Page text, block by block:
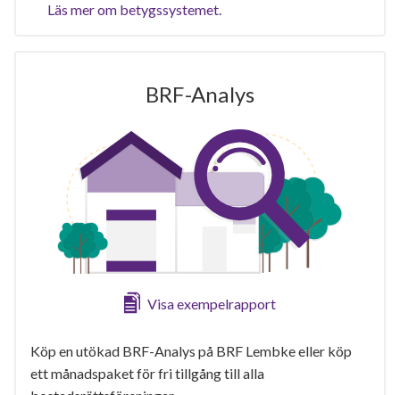
Läs mer om betygssystemet.
BRF-Analys
Visa exempelrapport
Köp en utökad BRF-Analys på BRF Lembke eller köp
ett månadspaket för fri tillgång till alla